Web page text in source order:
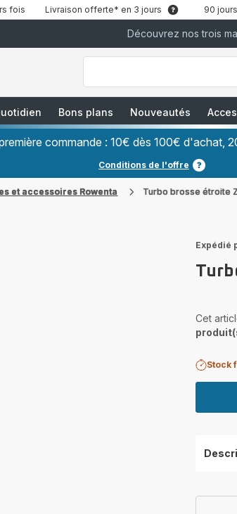
fois Livraison offerte* en 3 jours 90
Découvrez nos trois
["Que
recherchez-
Café
Grains","Centrales
Vapeurs","Sèche
Bons plans Nouveautés
commande : 10€ dès 100€ d'achat,
Conditions de l'offre
et accessoires Rowenta Turbo brosse étroite
Expédié
Cet
Stock